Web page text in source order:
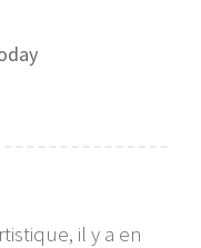
il y a en